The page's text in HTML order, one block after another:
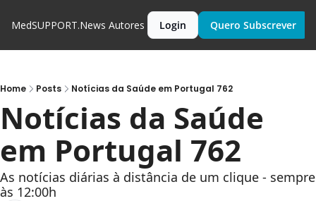
MedSUPPORT.News Autores Login Quero Subscrever
Home Posts Notícias da Saúde em Portugal 762
Notícias da Saúde
em Portugal 762
As notícias diárias à distância de um clique - sempre
às 12:00h